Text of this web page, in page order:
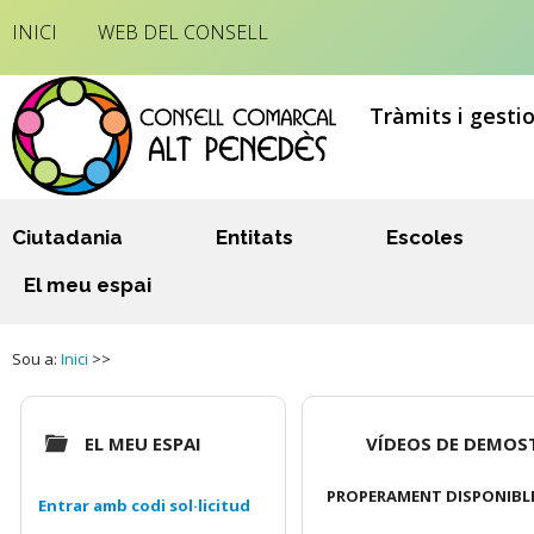
INICI WEB DEL CONSELL
Tràmits i
Ciutadania Entitats
Escoles
El meu espai
Sou a: Inici >>
VÍDEOS DE
PROPERAMENT
EL MEU ESPAI
Entrar amb codi sol·licitud